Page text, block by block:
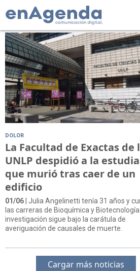
Tag: Julia
DOLOR
La Facultad de Exactas de
UNLP despidió a la
que murió tras caer de un
edificio
01/06 | Julia Angelinetti tenía 31 años y
las carreras de Bioquímica y
investigación sigue bajo la carátula de
averiguación de causales de muerte.
Cargar más noticias